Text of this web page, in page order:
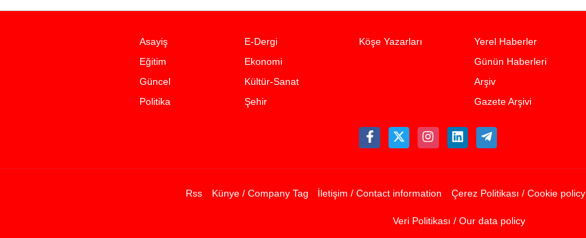
Asayiş
E-Dergi
Eğitim
Ekonomi
Güncel
Kültür-Sanat
Politika
Şehir
Köşe Yazarları
Yerel Haberler
Günün Haberleri
Arşiv
Gazete Arşivi
Rss Künye / Company Tag İletişim / Contact information Çerez Politikası / Cookie policy
Veri Politikası / Our data policy